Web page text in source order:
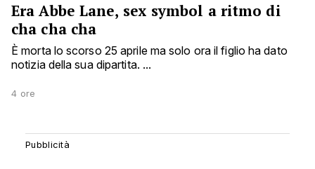
Era Abbe Lane, sex symbol a ritmo di
cha cha cha
È morta lo scorso 25 aprile ma solo ora il figlio ha dato
notizia della sua dipartita. ...
4 ore